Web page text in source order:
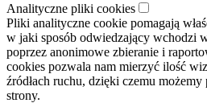
Analityczne pliki cookies
Pliki analityczne cookie pomagają
w jaki sposób odwiedzający wchodzi
poprzez anonimowe zbieranie i
cookies pozwala nam mierzyć ilość
źródłach ruchu, dzięki czemu możemy
strony.